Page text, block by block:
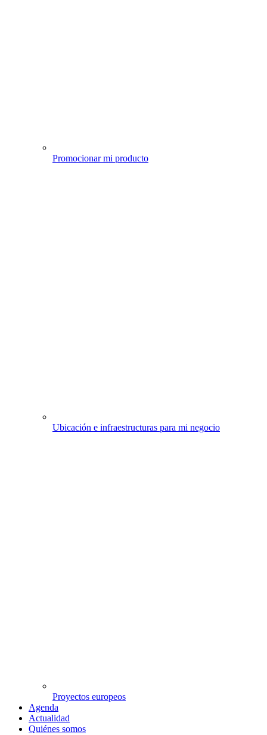
Promocionar mi producto
Ubicación e infraestructuras para mi negocio
Proyectos europeos
Agenda
Actualidad
Quiénes somos